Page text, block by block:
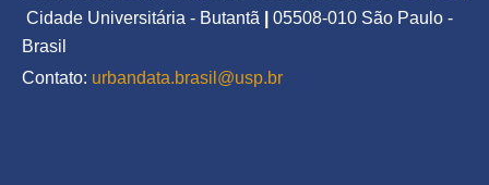
Cidade Universitária - Butantã
05508-010 São Paulo -
Brasil
Contato: urbandata.brasil@usp.br